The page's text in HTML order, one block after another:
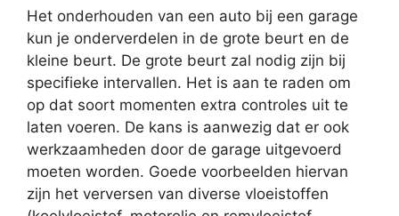
Het onderhouden van een auto bij een garage
kun je onderverdelen in de grote beurt en de
kleine beurt. De grote beurt zal nodig zijn bij
specifieke intervallen. Het is aan te raden om
op dat soort momenten extra controles uit te
laten voeren. De kans is aanwezig dat er ook
werkzaamheden door de garage uitgevoerd
moeten worden. Goede voorbeelden hiervan
zijn het verversen van diverse vloeistoffen